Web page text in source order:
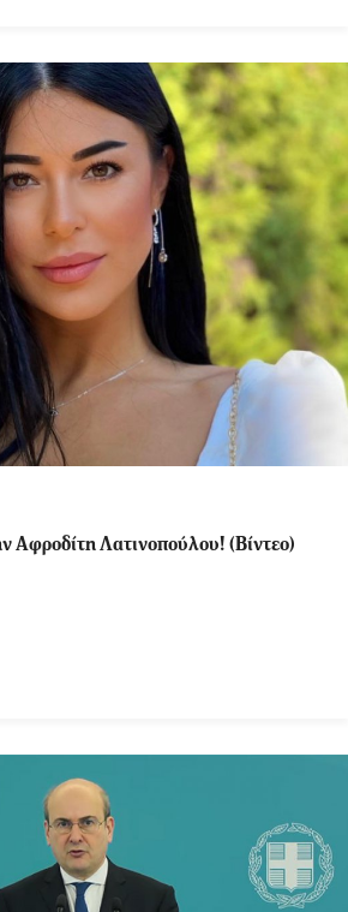
Αφροδίτη Λατινοπούλου! (Βίντεο)